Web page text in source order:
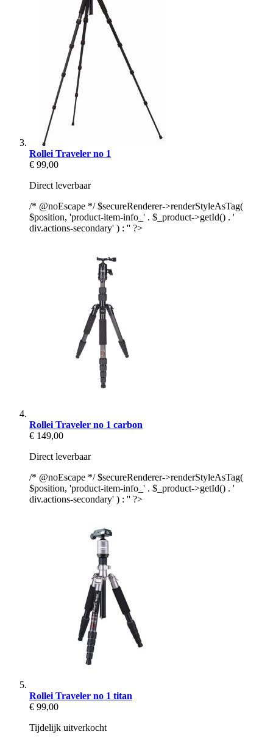
Rollei Traveler no 1
€ 99,00
Direct leverbaar
/* @noEscape */ $secureRenderer->renderStyleAsTag(
$position, 'product-item-info_' . $_product->getId() . '
div.actions-secondary' ) : '' ?>
Rollei Traveler no 1 carbon
€ 149,00
Direct leverbaar
/* @noEscape */ $secureRenderer->renderStyleAsTag(
$position, 'product-item-info_' . $_product->getId() . '
div.actions-secondary' ) : '' ?>
Rollei Traveler no 1 titan
€ 99,00
Tijdelijk uitverkocht